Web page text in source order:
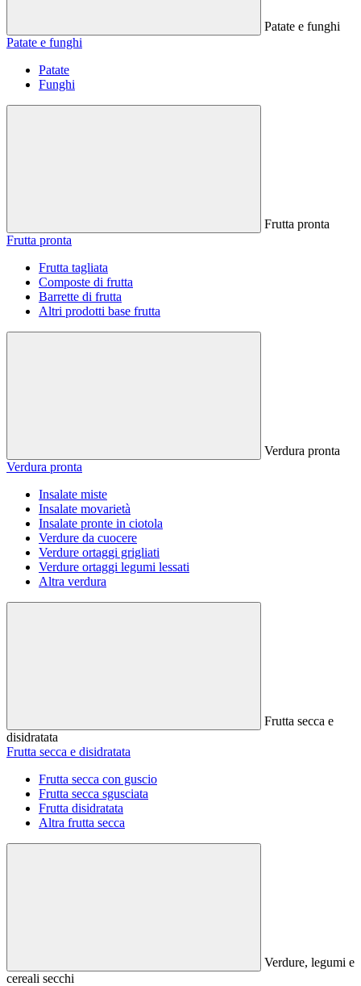
Patate e funghi
Patate e funghi
Patate
Funghi
Frutta pronta
Frutta pronta
Frutta tagliata
Composte di frutta
Barrette di frutta
Altri prodotti base frutta
Verdura pronta
Verdura pronta
Insalate miste
Insalate movarietà
Insalate pronte in ciotola
Verdure da cuocere
Verdure ortaggi grigliati
Verdure ortaggi legumi lessati
Altra verdura
Frutta secca e
disidratata
Frutta secca e disidratata
Frutta secca con guscio
Frutta secca sgusciata
Frutta disidratata
Altra frutta secca
Verdure, legumi e
cereali secchi